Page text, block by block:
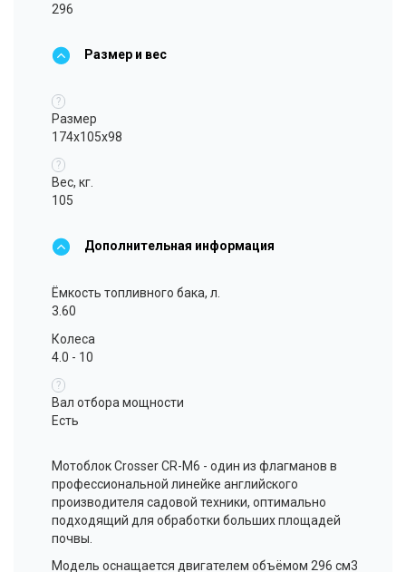
296
Размер и вес
?
Размер
174х105х98
?
Вес, кг.
105
Дополнительная информация
Ёмкость топливного бака, л.
3.60
Колеса
4.0 - 10
?
Вал отбора мощности
Есть
МотоблокCrosser CR-M6 - один из флагманов в
профессиональной линейке английского
производителя садовой техники, оптимально
подходящий для обработки больших площадей
почвы.
Модель оснащается двигателем объёмом 296 см3